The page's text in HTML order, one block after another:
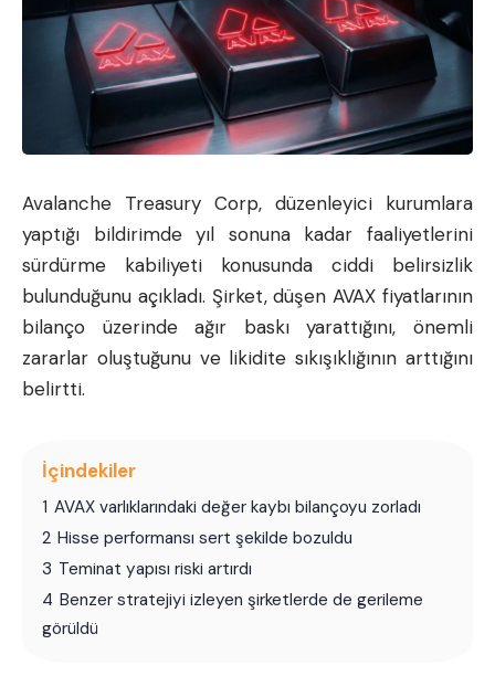
Avalanche Treasury Corp, düzenleyici kurumlara
yaptığı bildirimde yıl sonuna kadar faaliyetlerini
sürdürme kabiliyeti konusunda ciddi belirsizlik
bulunduğunu açıkladı. Şirket, düşen AVAX fiyatlarının
bilanço üzerinde ağır baskı yarattığını, önemli
zararlar oluştuğunu ve likidite sıkışıklığının arttığını
belirtti.
İçindekiler
1 AVAX varlıklarındaki değer kaybı bilançoyu zorladı
2 Hisse performansı sert şekilde bozuldu
3 Teminat yapısı riski artırdı
4 Benzer stratejiyi izleyen şirketlerde de gerileme
görüldü